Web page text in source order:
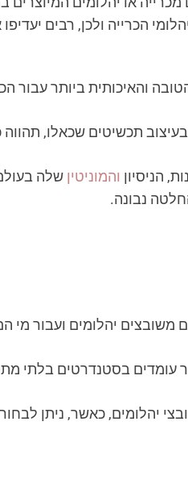
הכרייה ולכן, רבים
והאיכותית ביותר עבור
תכשיטים שכאלו,
הניסיון והמוניטין שלה
נבונה.
יהלומים ועבור מי
עומדים בסטנדרטים בלתי
יהלומים, כאשר, ניתן